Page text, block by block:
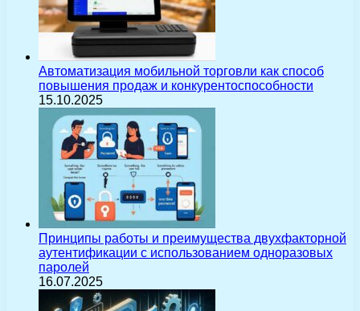
Автоматизация мобильной торговли как способ
повышения продаж и конкурентоспособности
15.10.2025
Принципы работы и преимущества двухфакторной
аутентификации с использованием одноразовых
паролей
16.07.2025